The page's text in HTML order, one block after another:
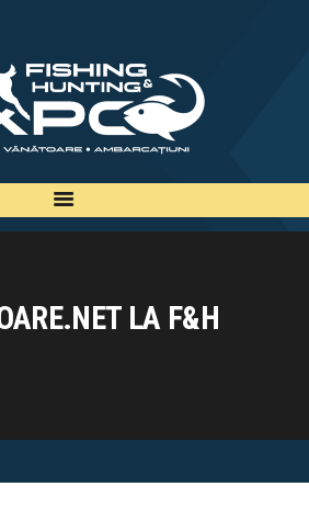
LA F&H